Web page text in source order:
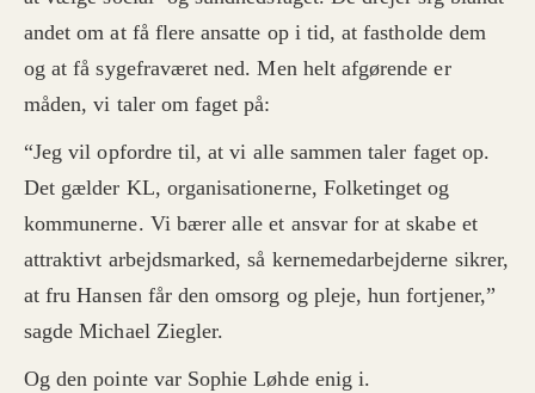
andet om at få flere ansatte op i tid, at fastholde dem
og at få sygefraværet ned. Men helt afgørende er
måden, vi taler om faget på:
“Jeg vil opfordre til, at vi alle sammen taler faget op.
Det gælder KL, organisationerne, Folketinget og
kommunerne. Vi bærer alle et ansvar for at skabe et
attraktivt arbejdsmarked, så kernemedarbejderne sikrer,
at fru Hansen får den omsorg og pleje, hun fortjener,”
sagde Michael Ziegler.
Og den pointe var Sophie Løhde enig i.